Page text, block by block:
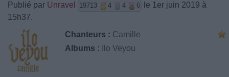
Publié par Unravel 19713 4 4 6
le 1er juin 2019 à
15h37.
Chanteurs : Camille
Albums :
Ilo Veyou